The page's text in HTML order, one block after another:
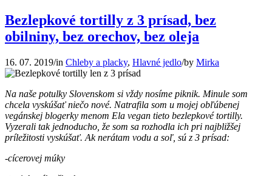
Bezlepkové tortilly z 3 prísad, bez
obilniny, bez orechov, bez oleja
16. 07. 2019/in Chleby a placky, Hlavné jedlo/by Mirka
Na naše potulky Slovenskom si vždy nosíme piknik. Minule som
chcela vyskúšať niečo nové. Natrafila som u mojej obľúbenej
vegánskej blogerky menom Ela vegan tieto bezlepkové tortilly.
Vyzerali tak jednoducho, že som sa rozhodla ich pri najbližšej
príležitosti vyskúšať. Ak nerátam vodu a soľ, sú z 3 prísad:
-cícerovej múky